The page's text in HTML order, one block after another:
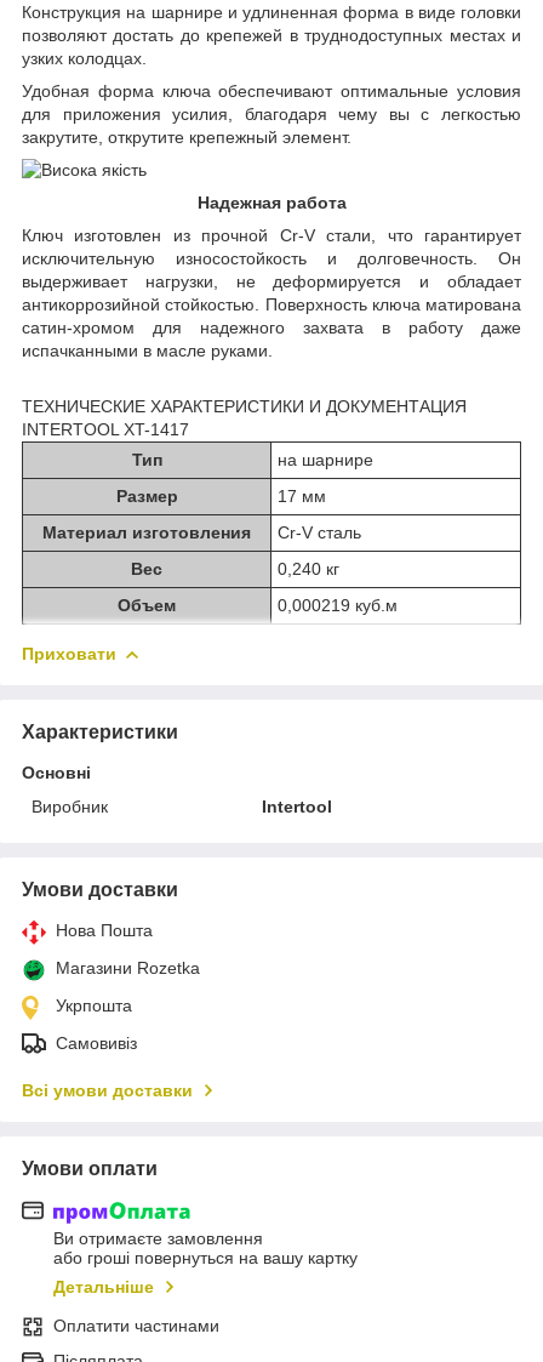
Конструкция на шарнире и удлиненная форма в виде головки
позволяют достать до крепежей в труднодоступных местах и
узких колодцах.
Удобная форма ключа обеспечивают оптимальные условия
для приложения усилия, благодаря чему вы с легкостью
закрутите, открутите крепежный элемент.
Надежная работа
Ключ изготовлен из прочной Cr-V стали, что гарантирует
исключительную износостойкость и долговечность. Он
выдерживает нагрузки, не деформируется и обладает
антикоррозийной стойкостью. Поверхность ключа матирована
сатин-хромом для надежного захвата в работу даже
испачканными в масле руками.
ТЕХНИЧЕСКИЕ ХАРАКТЕРИСТИКИ И ДОКУМЕНТАЦИЯ
INTERTOOL XT-1417
Тип
на шарнире
Размер
17 мм
Материал изготовления
Cr-V сталь
Вес
0,240 кг
Объем
0,000219 куб.м
Приховати
Характеристики
Основні
Виробник
Intertool
Умови доставки
Нова Пошта
Магазини Rozetka
Укрпошта
Самовивіз
Всі умови доставки
Умови оплати
Ви отримаєте замовлення
або гроші повернуться на вашу картку
Детальніше
Оплатити частинами